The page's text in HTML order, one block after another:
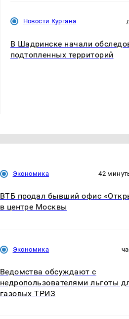
Новости Кургана
В Шадринске начали
подтопленных территорий
Экономика 42
ВТБ продал бывший офис
в центре Москвы
Экономика
Ведомства обсуждают с
недропользователями льготы
газовых ТРИЗ